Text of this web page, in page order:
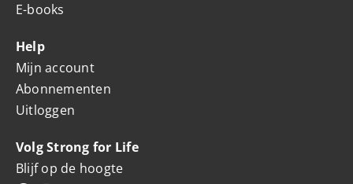
E-books
Help
Mijn account
Abonnementen
Uitloggen
Volg Strong for Life
Blijf op de hoogte